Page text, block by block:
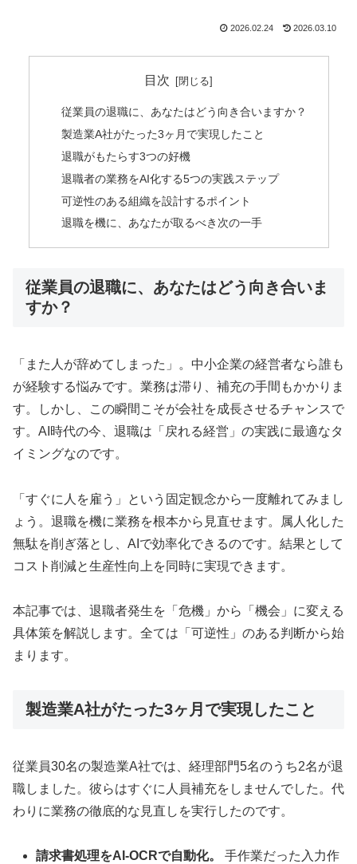
2026.02.24 2026.03.10
目次
従業員の退職に、あなたはどう向き合いますか？
製造業A社がたった3ヶ月で実現したこと
退職がもたらす3つの好機
退職者の業務をAI化する5つの実践ステップ
可逆性のある組織を設計するポイント
退職を機に、あなたが取るべき次の一手
従業員の退職に、あなたはどう向き合いま
すか？
「また人が辞めてしまった」。中小企業の経営者なら誰も
が経験する悩みです。業務は滞り、補充の手間もかかりま
す。しかし、この瞬間こそが会社を成長させるチャンスで
す。AI時代の今、退職は「戻れる経営」の実践に最適なタ
イミングなのです。
「すぐに人を雇う」という固定観念から一度離れてみまし
ょう。退職を機に業務を根本から見直せます。属人化した
無駄を削ぎ落とし、AIで効率化できるのです。結果として
コスト削減と生産性向上を同時に実現できます。
本記事では、退職者発生を「危機」から「機会」に変える
具体策を解説します。全ては「可逆性」のある判断から始
まります。
製造業A社がたった3ヶ月で実現したこと
従業員30名の製造業A社では、経理部門5名のうち2名が退
職しました。彼らはすぐに人員補充をしませんでした。代
わりに業務の徹底的な見直しを実行したのです。
請求書処理をAI-OCRで自動化。
手作業だった入力作